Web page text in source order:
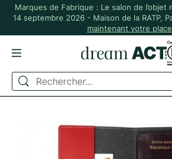
Marques de Fabrique : Le salon de l’objet
14 septembre 2026 - Maison de la RATP,
maintenant votre
ACCUEIL
MADE IN FRANCE
ETUI PASSEPORT EN CUIR